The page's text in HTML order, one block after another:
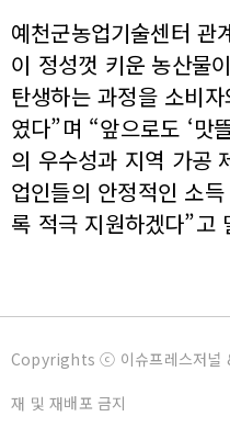
예천군농업기술센터 관
이 정성껏 키운 농산물
탄생하는 과정을 소비
였다”며 “앞으로도 ‘맛
의 우수성과 지역 가공
업인들의 안정적인 소
록 적극 지원하겠다”고
Copyrights ⓒ 이슈프레스저
재 및 재배포 금지